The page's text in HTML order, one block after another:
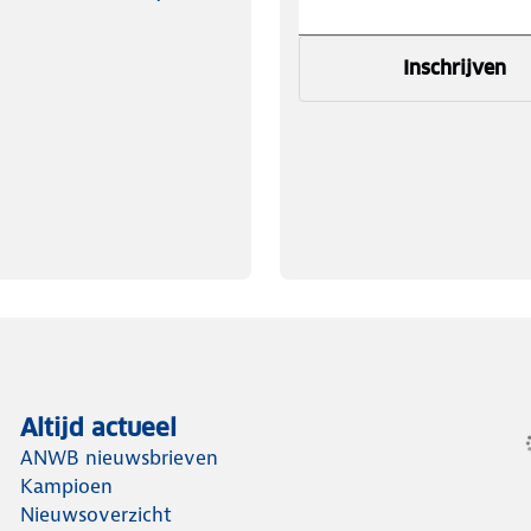
Inschrijven
Altijd actueel
ANWB nieuwsbrieven
Kampioen
Nieuwsoverzicht